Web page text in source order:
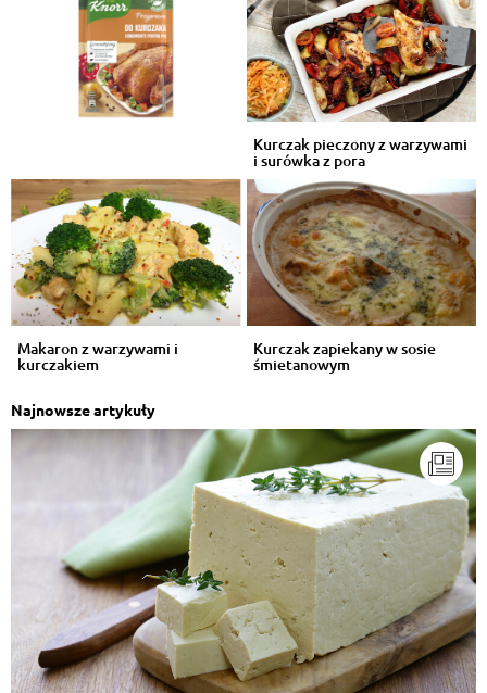
Kurczak pieczony z warzywami
i surówka z pora
Makaron z warzywami i
kurczakiem
Kurczak zapiekany w sosie
śmietanowym
Najnowsze artykuły